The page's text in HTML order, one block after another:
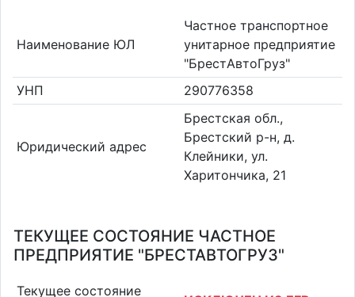
Наименование ЮЛ
Частное транспортное
унитарное предприятие
"БрестАвтоГруз"
УНП
290776358
Юридический адрес
Брестская обл.,
Брестский р-н, д.
Клейники, ул.
Харитончика, 21
ТЕКУЩЕЕ СОСТОЯНИЕ ЧАСТНОЕ
ПРЕДПРИЯТИЕ "БРЕСТАВТОГРУЗ"
Текущее состояние